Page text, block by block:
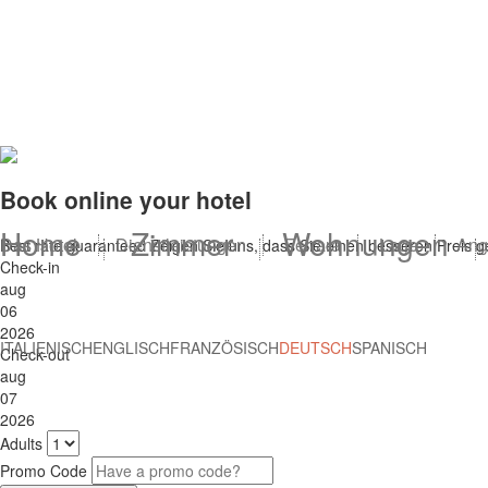
Home Zimmer Wohnungen
Das Hotel Dienstleistungen Ferrara Lage
ITALIENISCHENGLISCHFRANZÖSISCHDEUTSCHSPANISCH
Book online your hotel
Best rate guaranteedZeigen Sie uns, dass Sie einen besseren Preis
Check-in
aug
06
2026
Check-out
aug
07
2026
Adults
Promo Code